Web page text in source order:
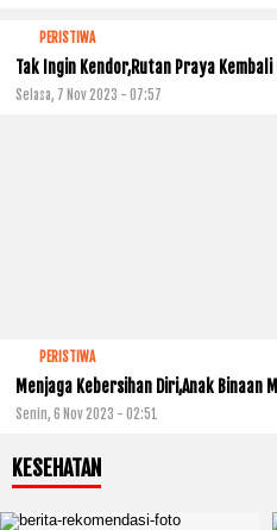
PERISTIWA
Tak Ingin Kendor,Rutan Praya
Selasa, 7 Nov 2023 - 07:57
PERISTIWA
Menjaga Kebersihan Diri,Anak
Senin, 6 Nov 2023 - 02:51
KESEHATAN